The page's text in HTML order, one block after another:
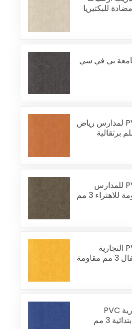
بي في سي
أرضيات PVC لمدارس رياض
3 ملم برتقالية
أرضيات PVC للمدارس
للاهتراء 3 مم
أرضيات PVC التجارية
لرياض الأطفال 3 مم مقاومة
أرضيات تجارية PVC
للمدارس الابتدائية 3 مم